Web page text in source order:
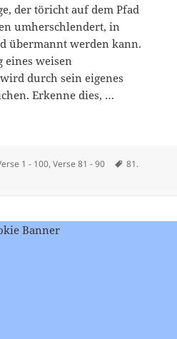
der töricht auf dem Pfad
umherschlendert, in
übermannt werden kann.
eines weisen
durch sein eigenes
Erkenne dies, …
1 - 100,Verse 81 - 90
81.
Chudamani – Vers 81
Banner